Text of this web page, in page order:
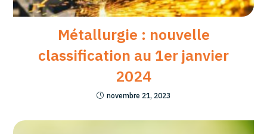
Métallurgie : nouvelle
classification au 1er janvier
2024
novembre 21, 2023